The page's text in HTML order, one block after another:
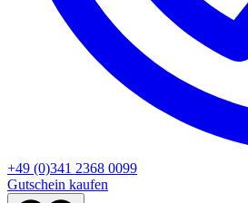
+49 (0)341 2368 0099
Gutschein kaufen